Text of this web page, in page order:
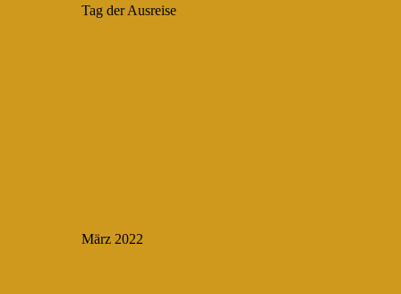
Tag der Ausreise
März 2022